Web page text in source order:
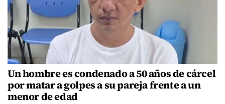
Un hombre es condenado a 50 años de cárcel
por matar a golpes a su pareja frente a un
menor de edad